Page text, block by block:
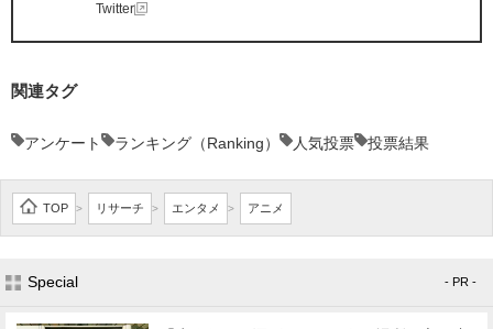
Twitter
関連タグ
アンケート ランキング（Ranking） 人気投票 投票結果
TOP > リサーチ > エンタメ > アニメ
Special - PR -